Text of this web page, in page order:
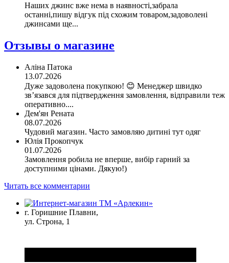
Наших джинс вже нема в наявності,забрала
останні,пишу відгук під схожим товаром,задоволені
джинсами ще...
Отзывы о магазине
Аліна Патока
13.07.2026
Дуже задоволена покупкою! 😊 Менеджер швидко
зв’язався для підтвердження замовлення, відправили теж
оперативно....
Дем'ян Рената
08.07.2026
Чудовий магазин. Часто замовляю дитині тут одяг
Юлія Прокопчук
01.07.2026
Замовлення робила не вперше, вибір гарний за
доступними цінами. Дякую!)
Читать все комментарии
г. Горишние Плавни,
ул. Строна, 1